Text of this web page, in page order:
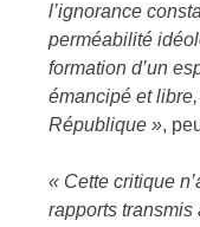
l’ignorance
perméabilité
formation d’un
émancipé et
République »,
« Cette critique
rapports transmis